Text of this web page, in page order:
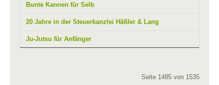
Bunte Kannen für Selb
20 Jahre in der Steuerkanzlei Häßler & Lang
Ju-Jutsu für Anfänger
Seite 1485 von 1535